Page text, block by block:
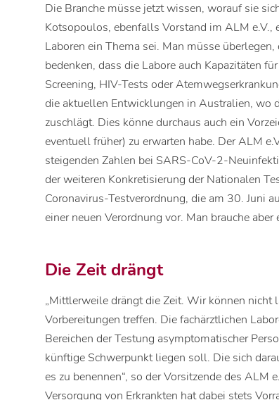
Die Branche müsse jetzt wissen, worauf sie
Kotsopoulos, ebenfalls Vorstand im ALM e.V.,
Laboren ein Thema sei. Man müsse
bedenken, dass die Labore auch Kapazitäten
Screening, HIV-Tests oder
die aktuellen Entwicklungen in Australien, wo
zuschlägt. Dies könne durchaus auch ein
eventuell früher) zu erwarten habe. Der ALM
steigenden Zahlen bei SARS-CoV-2-
der weiteren Konkretisierung der Nationalen
Coronavirus-Testverordnung, die am 30. Juni
einer neuen Verordnung vor. Man brauche
Die Zeit drängt
„Mittlerweile drängt die Zeit. Wir können
Vorbereitungen treffen. Die fachärztlichen
Bereichen der Testung asymptomatischer
künftige Schwerpunkt liegen soll. Die sich
es zu benennen“, so der Vorsitzende des ALM
Versorgung von Erkrankten hat dabei stets